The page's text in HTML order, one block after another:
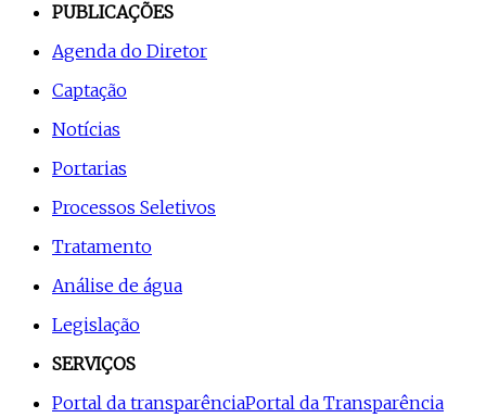
PUBLICAÇÕES
Agenda do Diretor
Captação
Notícias
Portarias
Processos Seletivos
Tratamento
Análise de água
Legislação
SERVIÇOS
Portal da transparênciaPortal da Transparência